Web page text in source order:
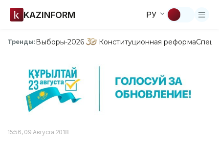
KAZINFORM РУ
Тренды:Выборы-2026 Конституционная реформа
15:56, 09 Августа 2018